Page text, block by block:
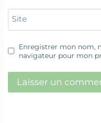
Site
Enregistrer mon nom,
navigateur pour mon